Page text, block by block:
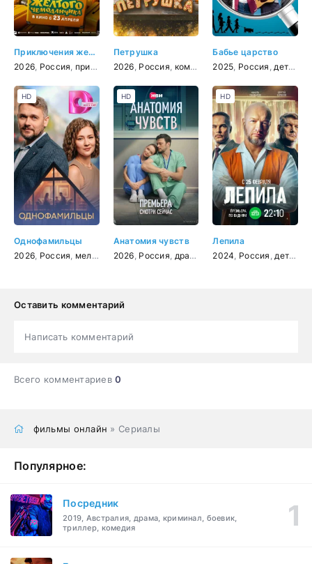
Приключения желтого чемоданчика
2026 Россия приключения , фэнтези ,комедия ,семейный
Петрушка
2026 Россия комедия
Бабье царство
2025 Россия детектив
Однофамильцы
2026 Россия мелодрама
HD
Анатомия чувств
2026 Россия драма
HD
Лепила
2024 Россия детектив
HD
Оставить комментарий
Написать комментарий
Всего комментариев0
фильмы онлайн » Сериалы
Популярное:
Посредник
2019, Австралия, драма, криминал, боевик,
триллер, комедия